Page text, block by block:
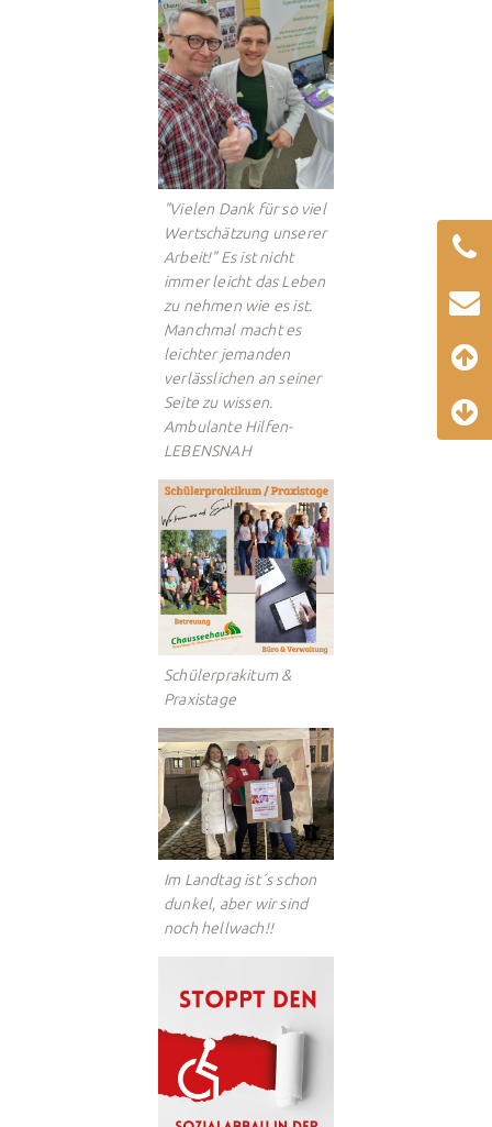
"Vielen Dank für so viel
Wertschätzung unserer
Arbeit!" Es ist nicht
immer leicht das Leben
zu nehmen wie es ist.
Manchmal macht es
leichter jemanden
verlässlichen an seiner
Seite zu wissen.
Ambulante Hilfen-
LEBENSNAH
Schülerprakitum &
Praxistage
Im Landtag ist´s schon
dunkel, aber wir sind
noch hellwach!!